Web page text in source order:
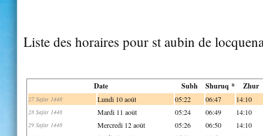
Liste des horaires pour st aubin de
Date Subh Shuruq * Zhur
27 Safar 1448 Lundi 10 août 05:22 06:47 14:10
28 Safar 1448 Mardi 11 août 05:24 06:49 14:10
29 Safar 1448 Mercredi 12 août 05:26 06:50 14:10